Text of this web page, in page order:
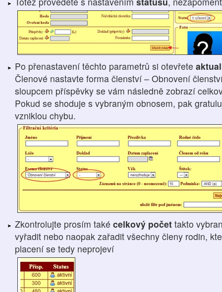
Po přenastavení těchto parametrů si otevřete
Členové nastavte forma členství – Obnovení
sloupcem příspěvky se vám následně zobrazí
Pokud se shoduje s vybraným obnosem, pak
vzniklou chybu.
Zkontrolujte prosím také celkový počet takto
vyřadit nebo naopak zařadit všechny členy rodin,
placení se tedy neprojeví